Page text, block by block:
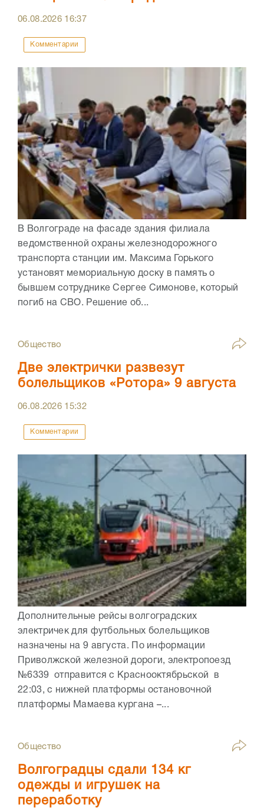
06.08.2026 16:37
Комментарии
В Волгограде на фасаде здания филиала
ведомственной охраны железнодорожного
транспорта станции им. Максима Горького
установят мемориальную доску в память о
бывшем сотруднике Сергее Симонове, который
погиб на СВО. Решение об...
Общество
Две электрички развезут
болельщиков «Ротора» 9 августа
06.08.2026 15:32
Комментарии
Дополнительные рейсы волгоградских
электричек для футбольных болельщиков
назначены на 9 августа. По информации
Приволжской железной дороги, электропоезд
№6339 отправится с Краснооктябрьской в
22:03, с нижней платформы остановочной
платформы Мамаева кургана –...
Общество
Волгоградцы сдали 134 кг
одежды и игрушек на
переработку